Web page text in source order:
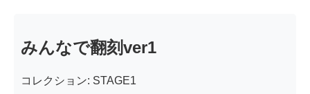
みんなで翻刻ver1
コレクション: STAGE1